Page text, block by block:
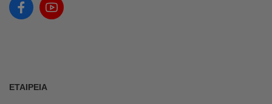
ΕΤΑΙΡΕΊΑ